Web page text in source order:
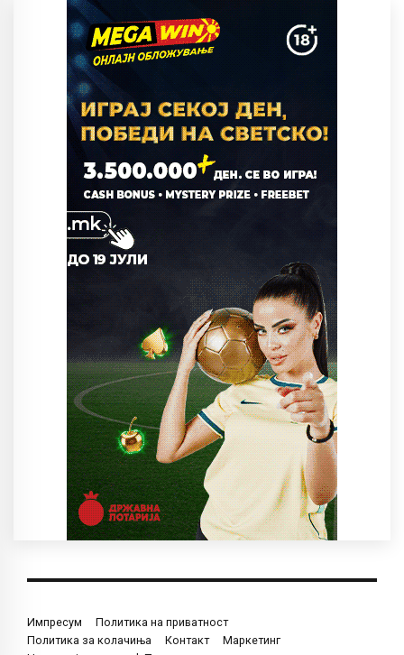
Импресум
Политика на приватност
Политика за колачиња
Контакт
Маркетинг